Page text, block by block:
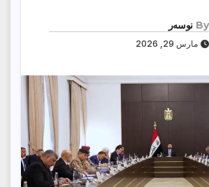
By نوسەر
مارس 29, 2026